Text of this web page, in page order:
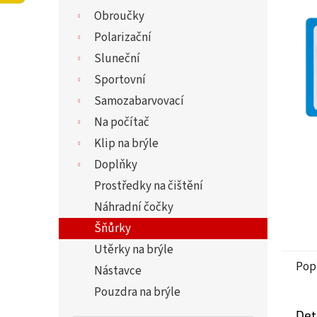
Obroučky
Polarizační
Sluneční
Sportovní
Samozabarvovací
Na počítač
Klip na brýle
Doplňky
Prostředky na čištění
Náhradní čočky
Šňůrky
Utěrky na brýle
Nástavce
Pouzdra na brýle